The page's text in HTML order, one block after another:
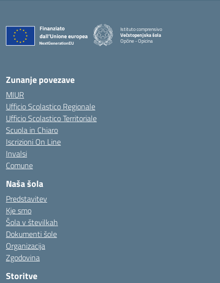
Istituto comprensivo
Večstopenjska šola
Opčine - Opicina
Zunanje povezave
MIUR
Ufficio Scolastico Regionale
Ufficio Scolastico Territoriale
Scuola in Chiaro
Iscrizioni On Line
Invalsi
Comune
Naša šola
Predstavitev
Kje smo
Šola v številkah
Dokumenti šole
Organizacija
Zgodovina
Storitve